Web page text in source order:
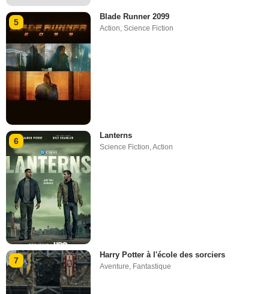
5
Blade Runner 2099
Action,Science Fiction
6
Lanterns
Science Fiction,Action
7
Harry Potter à l'école des sorciers
Aventure Fantastique